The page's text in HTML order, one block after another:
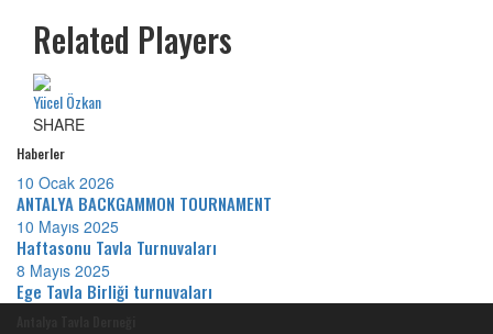
Related Players
Yücel Özkan
SHARE
Haberler
10 Ocak 2026
ANTALYA BACKGAMMON TOURNAMENT
10 Mayıs 2025
Haftasonu Tavla Turnuvaları
8 Mayıs 2025
Ege Tavla Birliği turnuvaları